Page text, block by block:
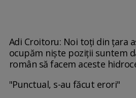
Adi Croitoru: Noi toţi din ţara
ocupăm nişte poziţii suntem
român să facem aceste
"Punctual, s-au făcut erori"